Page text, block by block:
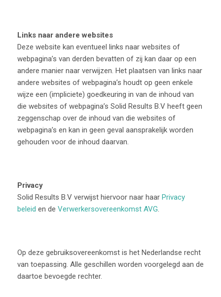
Links naar andere websites
Deze website kan eventueel links naar websites of
webpagina’s van derden bevatten of zij kan daar op een
andere manier naar verwijzen. Het plaatsen van links naar
andere websites of webpagina’s houdt op geen enkele
wijze een (impliciete) goedkeuring in van de inhoud van
die websites of webpagina’s Solid Results B.V heeft geen
zeggenschap over de inhoud van die websites of
webpagina’s en kan in geen geval aansprakelijk worden
gehouden voor de inhoud daarvan.
Privacy
Solid Results B.V verwijst hiervoor naar haar Privacy
beleid en de Verwerkersovereenkomst AVG.
Op deze gebruiksovereenkomst is het Nederlandse recht
van toepassing. Alle geschillen worden voorgelegd aan de
daartoe bevoegde rechter.